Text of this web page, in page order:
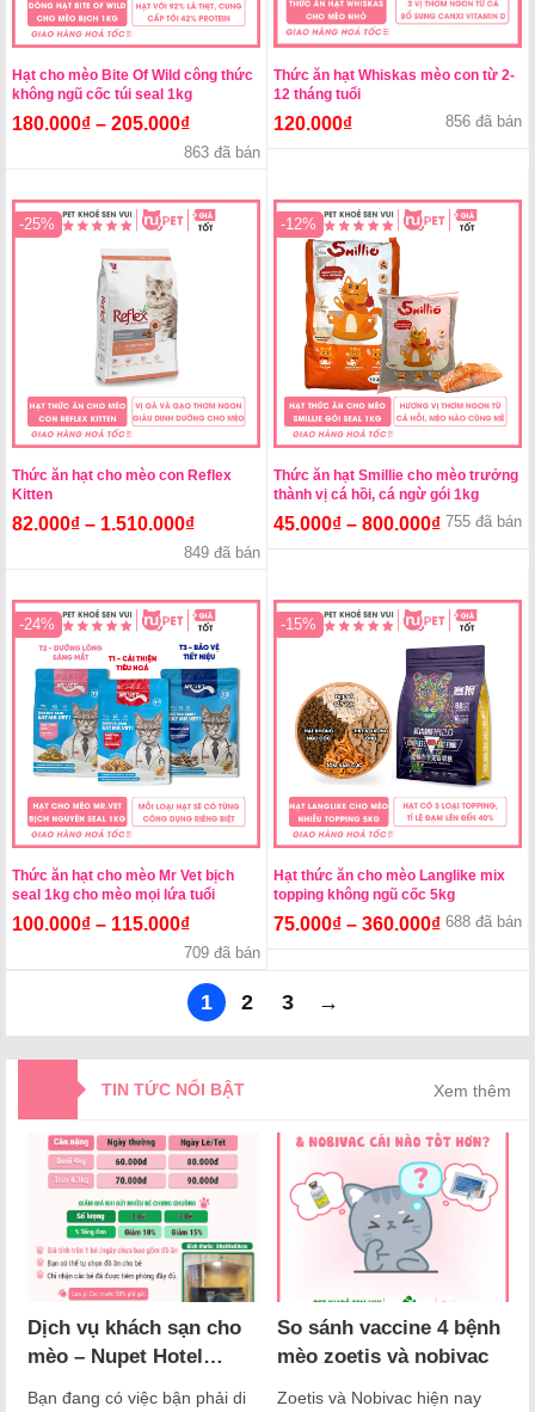
Hạt cho mèo Bite Of Wild công thức
không ngũ cốc túi seal 1kg
180.000₫ – 205.000₫
863 đã bán
Thức ăn hạt Whiskas mèo con từ 2-
12 tháng tuổi
120.000₫ 856 đã bán
-25%
Thức ăn hạt cho mèo con Reflex
Kitten
82.000₫ – 1.510.000₫
849 đã bán
-12%
Thức ăn hạt Smillie cho mèo trưởng
thành vị cá hồi, cá ngừ gói 1kg
45.000₫ – 800.000₫ 755 đã bán
-24%
Thức ăn hạt cho mèo Mr Vet bịch
seal 1kg cho mèo mọi lứa tuổi
100.000₫ – 115.000₫
709 đã bán
-15%
Hạt thức ăn cho mèo Langlike mix
topping không ngũ cốc 5kg
75.000₫ – 360.000₫ 688 đã bán
1 2 3 →
TIN TỨC NỔI BẬT Xem thêm
Dịch vụ khách sạn cho
mèo – Nupet Hotel
Bạn đang có việc bận phải di
So sánh vaccine 4 bệnh
mèo zoetis và nobivac
Zoetis và Nobivac hiện nay